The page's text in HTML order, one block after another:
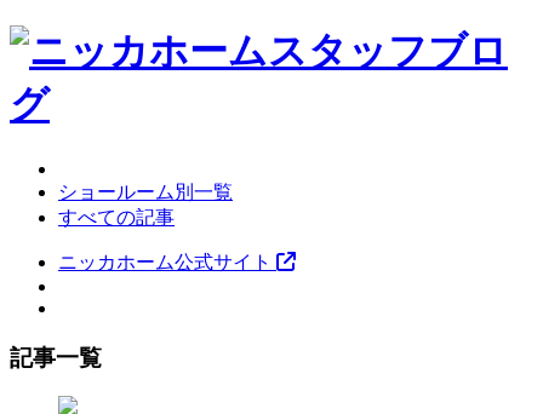
ショールーム別一覧
すべての記事
ニッカホーム公式サイト
記事一覧